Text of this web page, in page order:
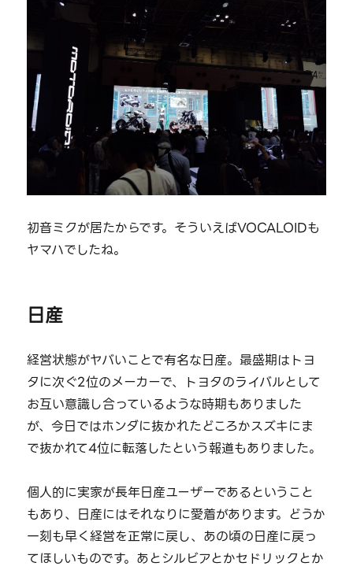
初音ミクが居たからです。そういえばVOCALOIDも
ヤマハでしたね。
日産
経営状態がヤバいことで有名な日産。最盛期はトヨ
タに次ぐ2位のメーカーで、トヨタのライバルとして
お互い意識し合っているような時期もありました
が、今日ではホンダに抜かれたどころかスズキにま
で抜かれて4位に転落したという報道もありました。
個人的に実家が長年日産ユーザーであるということ
もあり、日産にはそれなりに愛着があります。どうか
一刻も早く経営を正常に戻し、あの頃の日産に戻っ
てほしいものです。あとシルビアとかセドリックとか